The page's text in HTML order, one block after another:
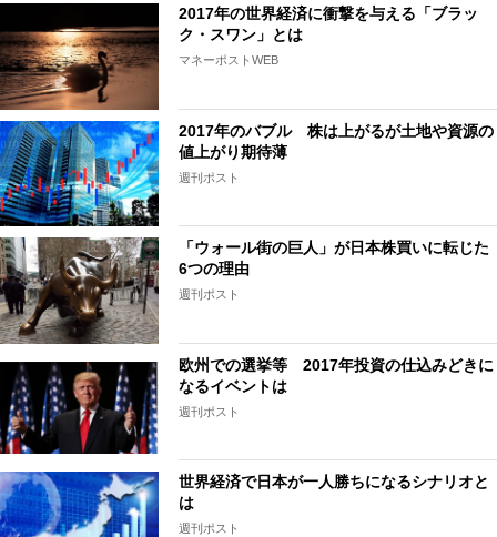
2017年の世界経済に衝撃を与える「ブラッ
ク・スワン」とは
マネーポストWEB
2017年のバブル 株は上がるが土地や資源の
値上がり期待薄
週刊ポスト
「ウォール街の巨人」が日本株買いに転じた
6つの理由
週刊ポスト
欧州での選挙等 2017年投資の仕込みどきに
なるイベントは
週刊ポスト
世界経済で日本が一人勝ちになるシナリオと
は
週刊ポスト